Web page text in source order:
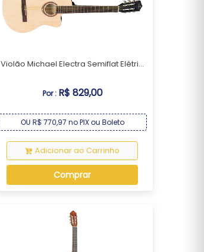
Violão Michael Electra Semiflat Elétri...
Por : R$ 829,00
OU R$ 770,97 no PIX ou Boleto
Adicionar ao Carrinho
Comprar